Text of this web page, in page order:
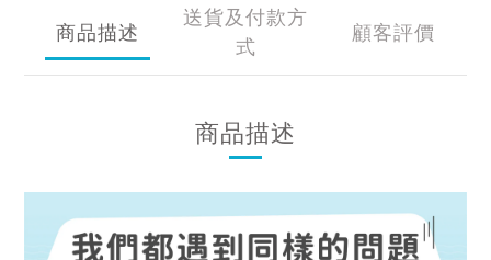
商品描述
送貨及付款方
式
顧客評價
商品描述